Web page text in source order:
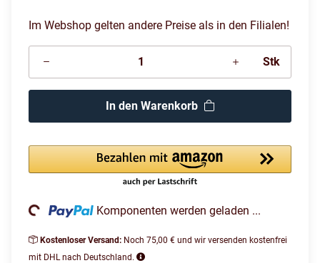
Im Webshop gelten andere Preise als in den Filialen!
Stk
In den Warenkorb
Komponenten werden geladen ...
Kostenloser Versand: Noch 75,00 € und wir versenden kostenfrei
mit DHL nach Deutschland.